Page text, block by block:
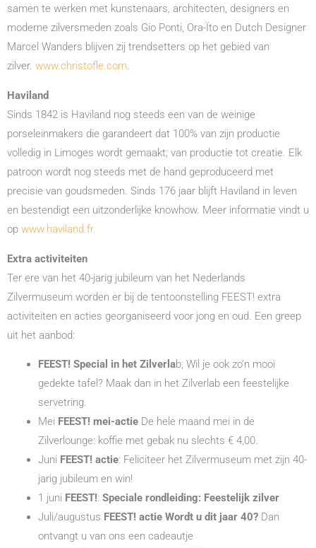
samen te werken met kunstenaars, architecten, designers en
moderne zilversmeden zoals Gio Ponti, Ora-Ïto en Dutch Designer
Marcel Wanders blijven zij trendsetters op het gebied van
zilver. www.christofle.com.
Haviland
Sinds 1842 is Haviland nog steeds een van de weinige
porseleinmakers die garandeert dat 100% van zijn productie
volledig in Limoges wordt gemaakt; van productie tot creatie. Elk
patroon wordt nog steeds met de hand geproduceerd met
precisie van goudsmeden. Sinds 176 jaar blijft Haviland in leven
en bestendigt een uitzonderlijke knowhow. Meer informatie vindt u
op www.haviland.fr.
Extra activiteiten
Ter ere van het 40-jarig jubileum van het Nederlands
Zilvermuseum worden er bij de tentoonstelling FEEST! extra
activiteiten en acties georganiseerd voor jong en oud. Een greep
uit het aanbod:
FEEST! Special in het Zilverlab; Wil je ook zo’n mooi
gedekte tafel? Maak dan in het Zilverlab een feestelijke
servetring.
Mei FEEST! mei-actieDe hele maand mei in de
Zilverlounge: koffie met gebak nu slechts € 4,00.
Juni FEEST! actie: Feliciteer het Zilvermuseum met zijn 40-
jarig jubileum en win!
1 juni FEEST!: Speciale rondleiding: Feestelijk zilver
Juli/augustus FEEST! actie Wordt u dit jaar 40?Dan
ontvangt u van ons een cadeautje